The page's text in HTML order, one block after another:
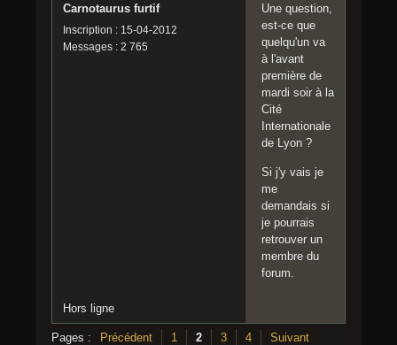
Carnotaurus furtif
Inscription : 15-04-2012
Messages : 2 765
Une question,
est-ce que
quelqu'un va
à l'avant
première de
mardi soir à la
Cité
Internationale
de Lyon ?
Si j'y vais je
me
demandais si
je pourrais
retrouver un
membre du
forum.
Hors ligne
Pages : Précédent 1 2 3 4 Suivant